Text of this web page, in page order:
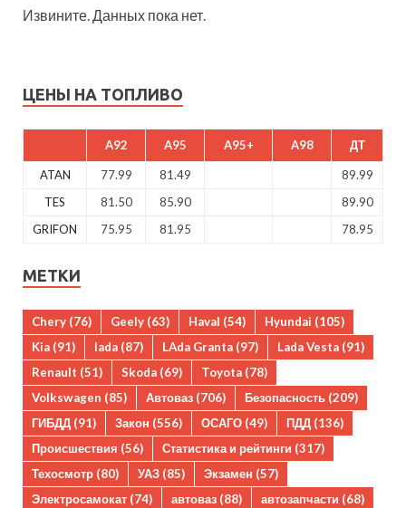
Извините. Данных пока нет.
ЦЕНЫ НА ТОПЛИВО
A92 A95 A95+ A98 ДТ
ATAN 77.99 81.49
89.99
TES
81.50 85.90
89.90
GRIFON
75.95 81.95 78.95
МЕТКИ
Chery (76) Geely (63) Haval (54) Hyundai (105)
Kia (91) lada (87) LAda Granta (97) Lada Vesta (91)
Renault (51) Skoda (69) Toyota (78)
Volkswagen (85) Автоваз (706) Безопасность (209)
ГИБДД (91) Закон (556) ОСАГО (49) ПДД (136)
Происшествия (56) Статистика и рейтинги (317)
Техосмотр (80) УАЗ (85) Экзамен (57)
Электросамокат (74) автоваз (88) автозапчасти (68)